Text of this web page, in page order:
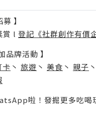
】
賞 l 登記《社群創作有價
品牌活動 】
卡 丶 旅遊 丶 美食 丶 親子 丶
啦！發掘更多吃喝